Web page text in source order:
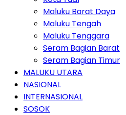
Maluku Barat Daya
Maluku Tengah
Maluku Tenggara
Seram Bagian Barat
Seram Bagian Timur
MALUKU UTARA
NASIONAL
INTERNASIONAL
SOSOK